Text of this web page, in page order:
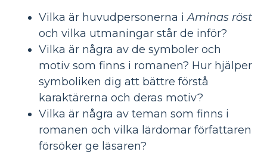
Vilka är huvudpersonerna iAminas röst
och vilka utmaningar står de inför?
Vilka är några av de symboler och
motiv som finns i romanen? Hur hjälper
symboliken dig att bättre förstå
karaktärerna och deras motiv?
Vilka är några av teman som finns i
romanen och vilka lärdomar författaren
försöker ge läsaren?